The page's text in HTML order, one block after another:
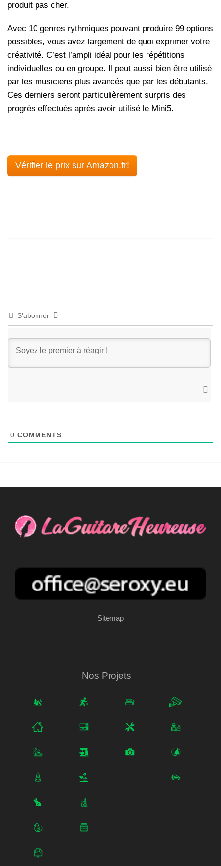
produit pas cher.
Avec 10 genres rythmiques pouvant produire 99 options
possibles, vous avez largement de quoi exprimer votre
créativité. C’est l’ampli idéal pour les répétitions
individuelles ou en groupe. Il peut aussi bien être utilisé
par les musiciens plus avancés que par les débutants.
Ces derniers seront particulièrement surpris des
progrès effectués après avoir utilisé le Mini5.
Vérifier le prix sur Amazon.fr!
S'abonner
0 COMMENTS
Sitemap
Nos Projets